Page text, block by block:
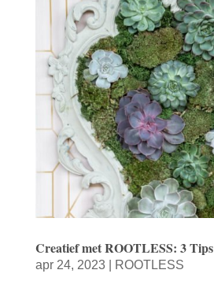
Creatief met ROOTLESS: 3 Tips
apr 24, 2023|
ROOTLESS